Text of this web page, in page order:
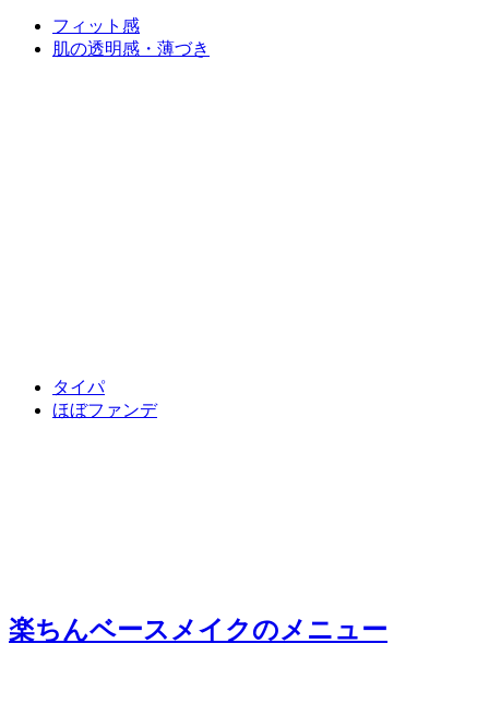
フィット感
肌の透明感・薄づき
タイパ
ほぼファンデ
楽ちんベースメイクのメニュー